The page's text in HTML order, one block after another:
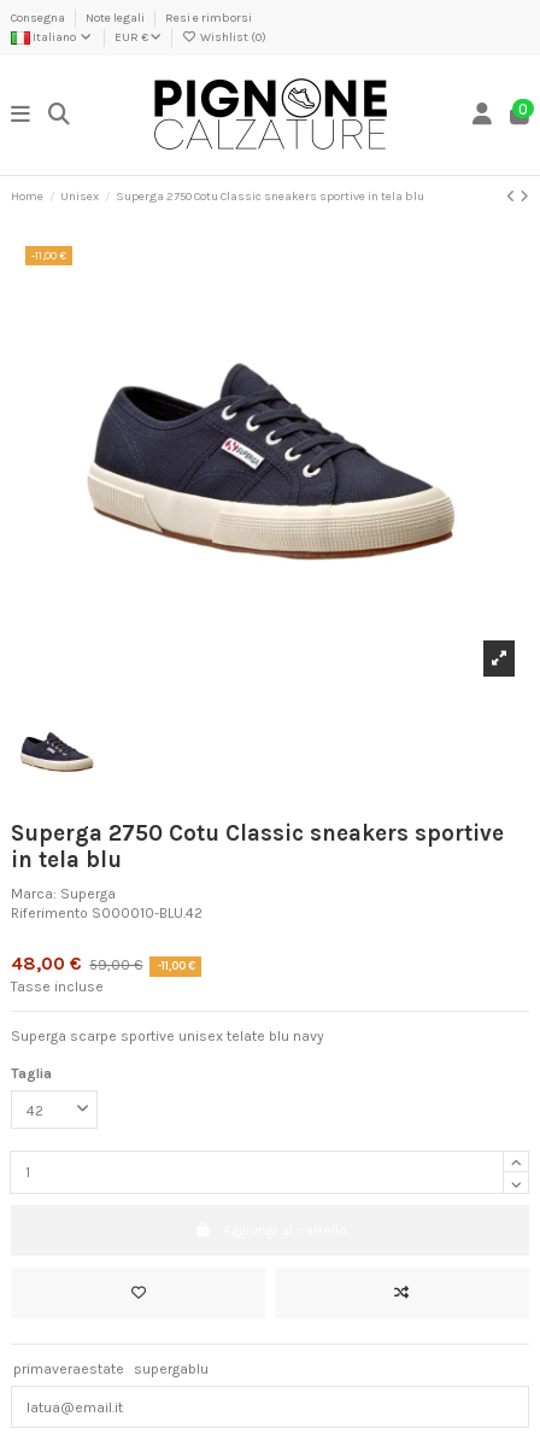
Consegna Note legali
Resi e rimborsi
Italiano
EUR € Wishlist (0)
0
Home Unisex Superga 2750 Cotu Classic sneakers sportive in tela blu
-11,00 €
Superga 2750 Cotu Classic sneakers sportive
in tela blu
Marca: Superga
Riferimento S000010-BLU.42
48,00 € 59,00 € -11,00 €
Tasse incluse
Superga scarpe sportive unisex telate blu navy
Taglia
primaveraestate supergablu